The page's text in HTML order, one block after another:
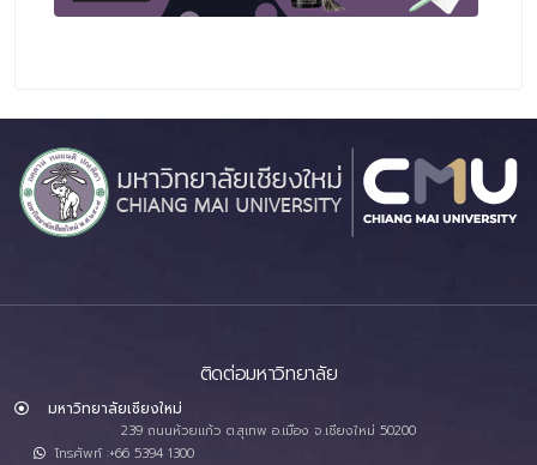
ติดต่อมหาวิทยาลัย
มหาวิทยาลัยเชียงใหม่
239 ถนนห้วยแก้ว ต.สุเทพ อ.เมือง จ.เชียงใหม่ 50200
โทรศัพท์ :+66 5394 1300